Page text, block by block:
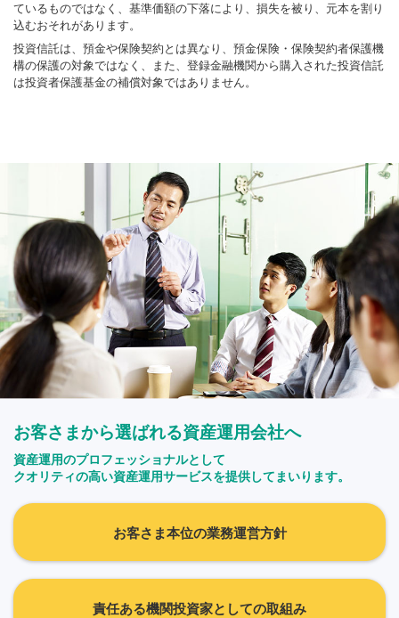
ているものではなく、基準価額の下落により、損失を被り、元本を割り
込むおそれがあります。
投資信託は、預金や保険契約とは異なり、預金保険・保険契約者保護機
構の保護の対象ではなく、また、登録金融機関から購入された投資信託
は投資者保護基金の補償対象ではありません。
お客さまから選ばれる資産運用会社へ
資産運用のプロフェッショナルとして
クオリティの高い資産運用サービスを提供してまいります。
お客さま本位の業務運営方針
責任ある機関投資家としての取組み